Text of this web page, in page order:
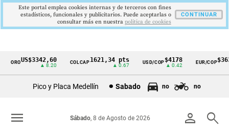
Cintillo
Colombia
OROUS$3342,60
▲ 8.20
COLCAP1621,34 pts
▲ 0.67
USD/COP$4178
▲ 0.42
EUR/COP$3639
Pico y Placa Medellín Sabado no no
person search
Sábado, 8 de Agosto de 2026
menu
Este portal emplea cookies internas y de terceros con fines
estadísticos, funcionales y publicitarios. Puede aceptarlas o
consultar más en nuestra politica de cookies
CONTINUAR